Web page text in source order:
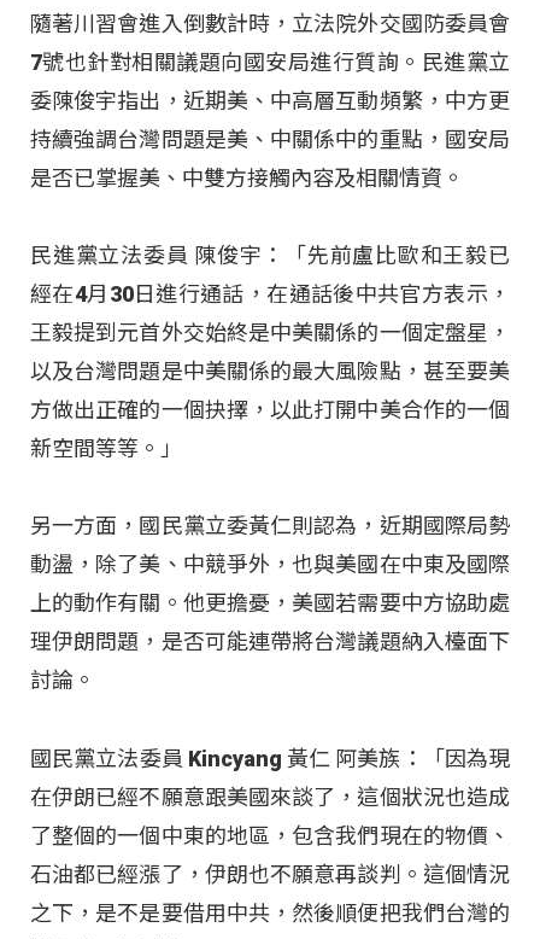
隨著川習會進入倒數計時，立法院外交國防委員會
7號也針對相關議題向國安局進行質詢。民進黨立
委陳俊宇指出，近期美、中高層互動頻繁，中方更
持續強調台灣問題是美、中關係中的重點，國安局
是否已掌握美、中雙方接觸內容及相關情資。
民進黨立法委員 陳俊宇：「先前盧比歐和王毅已
經在4月30日進行通話，在通話後中共官方表示，
王毅提到元首外交始終是中美關係的一個定盤星，
以及台灣問題是中美關係的最大風險點，甚至要美
方做出正確的一個抉擇，以此打開中美合作的一個
新空間等等。」
另一方面，國民黨立委黃仁則認為，近期國際局勢
動盪，除了美、中競爭外，也與美國在中東及國際
上的動作有關。他更擔憂，美國若需要中方協助處
理伊朗問題，是否可能連帶將台灣議題納入檯面下
討論。
國民黨立法委員 Kincyang 黃仁 阿美族：「因為現
在伊朗已經不願意跟美國來談了，這個狀況也造成
了整個的一個中東的地區，包含我們現在的物價、
石油都已經漲了，伊朗也不願意再談判。這個情況
之下，是不是要借用中共，然後順便把我們台灣的